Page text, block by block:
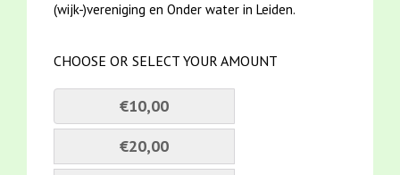
(wijk-)vereniging en Onder water in Leiden.
CHOOSE OR SELECT YOUR AMOUNT
€10,00
€20,00